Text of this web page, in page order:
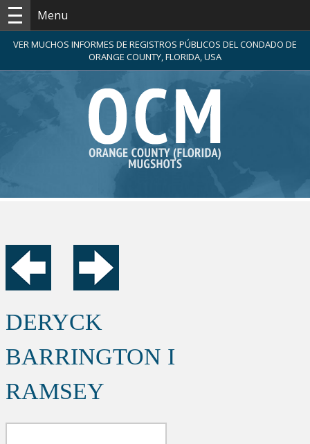
Menu
VER MUCHOS INFORMES DE REGISTROS PÚBLICOS DEL CONDADO DE
ORANGE COUNTY, FLORIDA, USA
DERYCK
BARRINGTON I
RAMSEY